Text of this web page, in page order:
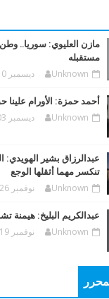
مازن العليوي: سوريا..
مستقبله
Unknown ديسمبر 10, 2025
أحمد حمزة: الأورام علينا
Unknown ديسمبر 03, 2025
عبدالرزاق بشير الهويدي:
تنكسر مهما أثقلها الوجع
Unknown نوفمبر 26, 2025
عبدالكريم البليخ: هيمنة
Unknown نوفمبر 19, 2025